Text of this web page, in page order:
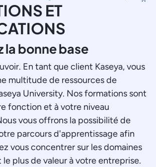
ET
la bonne base
En tant que client Kaseya, vous
multitude de ressources de
University. Nos formations sont
fonction et à votre niveau
vous offrons la possibilité de
parcours d'apprentissage afin
vous concentrer sur les domaines
plus de valeur à votre entreprise.